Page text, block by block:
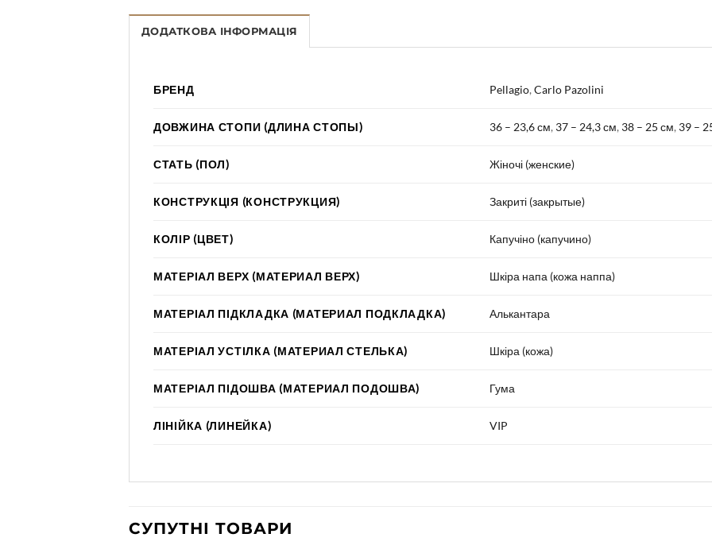
ДОДАТКОВА ІНФОРМАЦІЯ
БРЕНД Pellagio,Carlo Pazolini
ДОВЖИНА СТОПИ (ДЛИНА СТОПЫ) 36 – 23,6 см, 37 – 24,3 см, 38 – 25 см, 39 –
СТАТЬ (ПОЛ) Жіночі (женские)
КОНСТРУКЦІЯ (КОНСТРУКЦИЯ) Закриті (закрытые)
КОЛІР (ЦВЕТ) Капучіно (капучино)
МАТЕРІАЛ ВЕРХ (МАТЕРИАЛ ВЕРХ) Шкіра напа (кожа наппа)
МАТЕРІАЛ ПІДКЛАДКА (МАТЕРИАЛ ПОДКЛАДКА) Алькантара
МАТЕРІАЛ УСТІЛКА (МАТЕРИАЛ СТЕЛЬКА) Шкіра (кожа)
МАТЕРІАЛ ПІДОШВА (МАТЕРИАЛ ПОДОШВА) Гума
ЛІНІЙКА (ЛИНЕЙКА) VIP
СУПУТНІ ТОВАРИ